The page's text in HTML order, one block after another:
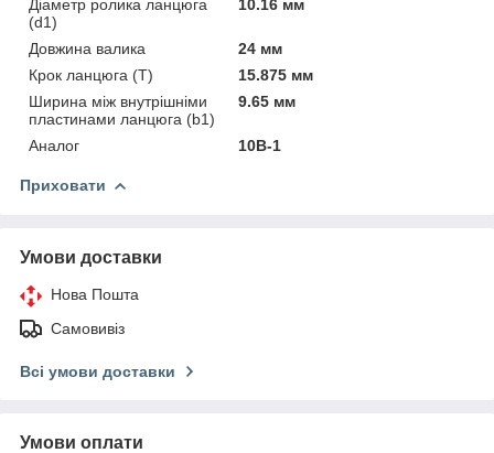
Діаметр ролика ланцюга
(d1)
10.16 мм
Довжина валика
24 мм
Крок ланцюга (T)
15.875 мм
Ширина між внутрішніми
пластинами ланцюга (b1)
9.65 мм
Аналог 10B-1
Приховати
Умови доставки
Нова Пошта
Самовивіз
Всі умови доставки
Умови оплати